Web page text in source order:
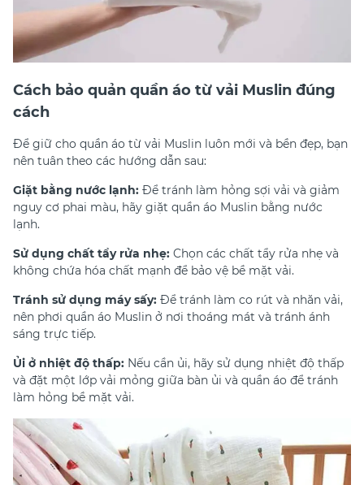
Cách bảo quản quần áo từ vải Muslin đúng
cách
Để giữ cho quần áo từ vải Muslin luôn mới và bền đẹp, bạn
nên tuân theo các hướng dẫn sau:
Giặt bằng nước lạnh: Để tránh làm hỏng sợi vải và giảm
nguy cơ phai màu, hãy giặt quần áo Muslin bằng nước
lạnh.
Sử dụng chất tẩy rửa nhẹ: Chọn các chất tẩy rửa nhẹ và
không chứa hóa chất mạnh để bảo vệ bề mặt vải.
Tránh sử dụng máy sấy: Để tránh làm co rút và nhăn vải,
nên phơi quần áo Muslin ở nơi thoáng mát và tránh ánh
sáng trực tiếp.
Ủi ở nhiệt độ thấp: Nếu cần ủi, hãy sử dụng nhiệt độ thấp
và đặt một lớp vải mỏng giữa bàn ủi và quần áo để tránh
làm hỏng bề mặt vải.